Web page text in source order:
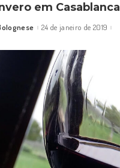
em Casablanca
24 de janeiro de 2019